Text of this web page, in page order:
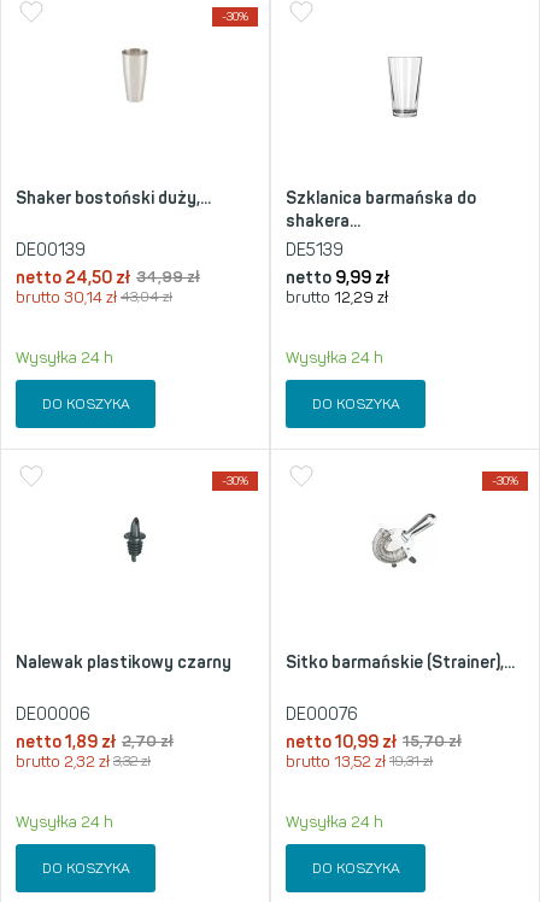
-30%
Shaker bostoński duży,...
DE00139
netto 24,50 zł 34,99zł
brutto 30,14 zł 43,04zł
Wysyłka 24 h
DO KOSZYKA
Szklanica barmańska do
shakera...
DE5139
netto 9,99 zł
brutto 12,29 zł
Wysyłka 24 h
DO KOSZYKA
-30%
Nalewak plastikowy czarny
DE00006
netto1,89 zł 2,70zł
brutto 2,32 zł 3,32zł
Wysyłka 24 h
DO KOSZYKA
-30%
Sitko barmańskie (Strainer),...
DE00076
netto10,99 zł 15,70zł
brutto 13,52 zł 19,31zł
Wysyłka 24 h
DO KOSZYKA